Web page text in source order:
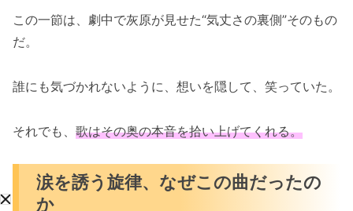
この一節は、劇中で灰原が見せた“気丈さの裏側”そのもの
だ。
誰にも気づかれないように、想いを隠して、笑っていた。
それでも、 歌はその奥の本音を拾い上げてくれる。
涙を誘う旋律、なぜこの曲だったの
か